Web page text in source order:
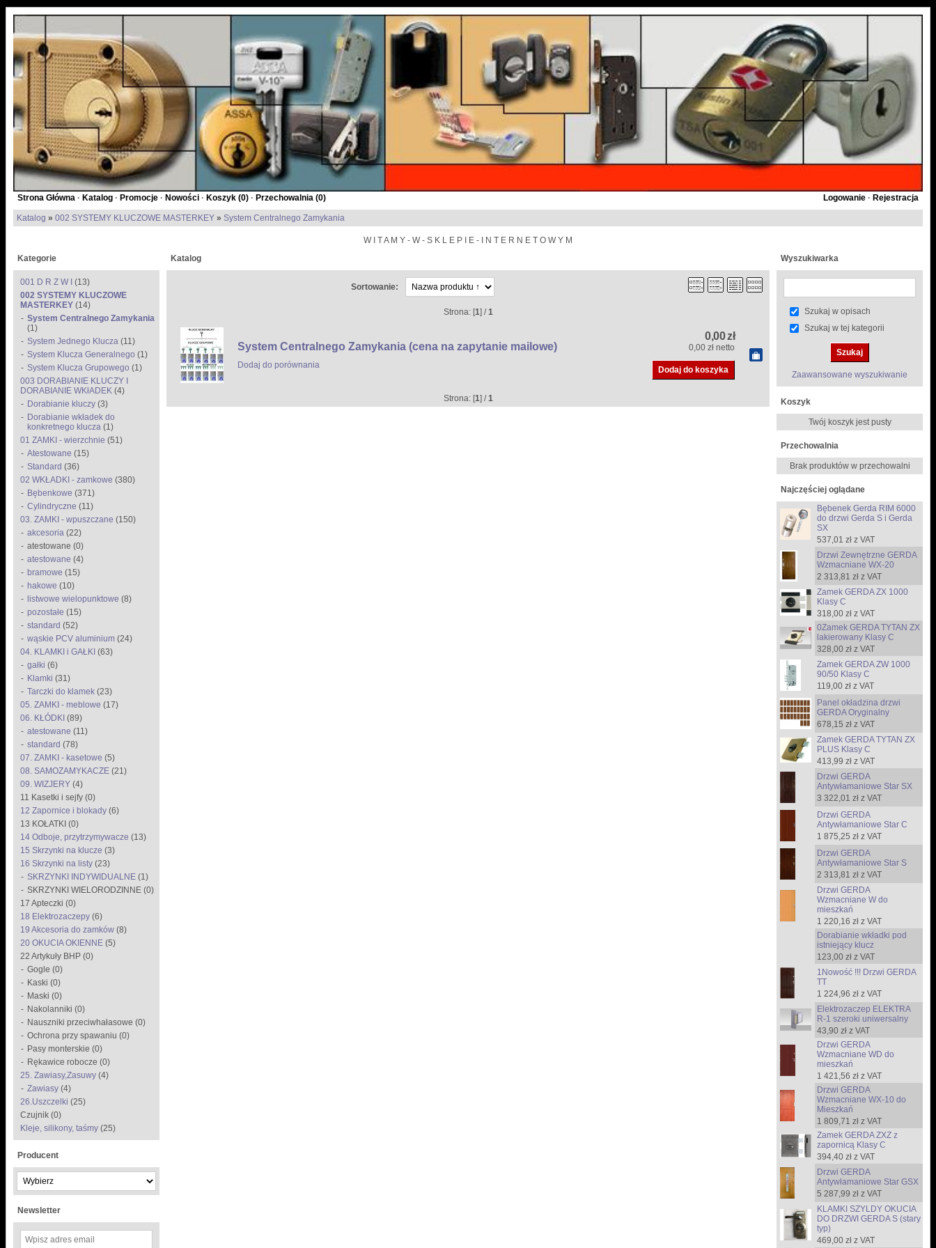
Strona Główna · Katalog · Promocje · Nowości · Koszyk (0) · Przechowalnia (0) Logowanie · Rejestracja
Katalog » 002 SYSTEMY KLUCZOWE MASTERKEY » System Centralnego Zamykania
W I T A M Y - W - S K L E P I E - I N T E R N E T O W Y M
Kategorie
001 D R Z W I
(13)
002 SYSTEMY KLUCZOWE
MASTERKEY (14)
System Centralnego Zamykania
(1)
System Jednego Klucza (11)
System Klucza Generalnego (1)
System Klucza Grupowego (1)
003 DORABIANIE KLUCZY I
DORABIANIE WKłADEK (4)
Dorabianie kluczy (3)
Dorabianie wkładek do
konkretnego klucza (1)
01 ZAMKI - wierzchnie (51)
Atestowane (15)
Standard (36)
02 WKŁADKI - zamkowe (380)
Bębenkowe (371)
Cylindryczne (11)
03. ZAMKI - wpuszczane (150)
akcesoria (22)
atestowane (0)
atestowane (4)
bramowe (15)
hakowe (10)
listwowe wielopunktowe (8)
pozostałe (15)
standard (52)
wąskie PCV aluminium (24)
04. KLAMKI i GAŁKI (63)
gałki (6)
Klamki (31)
Tarczki do klamek (23)
05. ZAMKI - meblowe (17)
06. KŁÓDKI (89)
atestowane (11)
standard (78)
07. ZAMKI - kasetowe (5)
08. SAMOZAMYKACZE (21)
09. WIZJERY (4)
11 Kasetki i sejfy (0)
12 Zapornice i blokady (6)
13 KOŁATKI (0)
14 Odboje, przytrzymywacze (13)
15 Skrzynki na klucze (3)
16 Skrzynki na listy (23)
SKRZYNKI INDYWIDUALNE (1)
SKRZYNKI WIELORODZINNE (0)
17 Apteczki (0)
18 Elektrozaczepy (6)
19 Akcesoria do zamków (8)
20 OKUCIA OKIENNE (5)
22 Artykuły BHP (0)
Gogle (0)
Kaski (0)
Maski (0)
Nakolanniki (0)
Nauszniki przeciwhałasowe (0)
Ochrona przy spawaniu (0)
Pasy monterskie (0)
Rękawice robocze (0)
25. Zawiasy,Zasuwy (4)
Zawiasy (4)
26.Uszczelki (25)
Czujnik (0)
Kleje, silikony, taśmy (25)
Producent
Newsletter
Katalog
Sortowanie:
Strona: [1] /1
System Centralnego Zamykania (cena na zapytanie mailowe)
Dodaj do porównania
0,00 zł
0,00 zł netto
Strona: [1] /1
Wyszukiwarka
Szukaj w opisach
Szukaj w tej kategorii
Zaawansowane wyszukiwanie
Koszyk
Twój koszyk jest pusty
Przechowalnia
Brak produktów w przechowalni
Najczęściej oglądane
Bębenek Gerda RIM 6000
do drzwi Gerda S i Gerda
SX
537,01 zł z VAT
Drzwi Zewnętrzne GERDA
Wzmacniane WX-20
2 313,81 zł z VAT
Zamek GERDA ZX 1000
Klasy C
318,00 zł z VAT
0Zamek GERDA TYTAN ZX
lakierowany Klasy C
328,00 zł z VAT
Zamek GERDA ZW 1000
90/50 Klasy C
119,00 zł z VAT
Panel okładzina drzwi
GERDA Oryginalny
678,15 zł z VAT
Zamek GERDA TYTAN ZX
PLUS Klasy C
413,99 zł z VAT
Drzwi GERDA
Antywłamaniowe Star SX
3 322,01 zł z VAT
Drzwi GERDA
Antywłamaniowe Star C
1 875,25 zł z VAT
Drzwi GERDA
Antywłamaniowe Star S
2 313,81 zł z VAT
Drzwi GERDA
Wzmacniane W do
mieszkań
1 220,16 zł z VAT
Dorabianie wkładki pod
istniejący klucz
123,00 zł z VAT
1Nowość !!! Drzwi GERDA
TT
1 224,96 zł z VAT
Elektrozaczep ELEKTRA
R-1 szeroki uniwersalny
43,90 zł z VAT
Drzwi GERDA
Wzmacniane WD do
mieszkań
1 421,56 zł z VAT
Drzwi GERDA
Wzmacniane WX-10 do
Mieszkań
1 809,71 zł z VAT
Zamek GERDA ZXZ z
zapornicą Klasy C
394,40 zł z VAT
Drzwi GERDA
Antywłamaniowe Star GSX
5 287,99 zł z VAT
KLAMKI SZYLDY OKUCIA
DO DRZWI GERDA S (stary
typ)
469,00 zł z VAT